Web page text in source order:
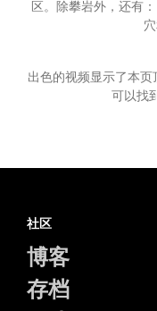
区。除攀岩外，还有
出色的视频显示了本页
可以找
社区
博客
存档